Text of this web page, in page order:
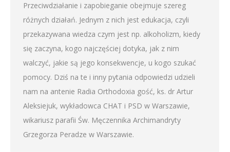
Przeciwdziałanie i zapobieganie obejmuje szereg
różnych działań. Jednym z nich jest edukacja, czyli
przekazywana wiedza czym jest np. alkoholizm, kiedy
się zaczyna, kogo najczęściej dotyka, jak z nim
walczyć, jakie są jego konsekwencje, u kogo szukać
pomocy. Dziś na te i inny pytania odpowiedzi udzieli
nam na antenie Radia Orthodoxia gość, ks. dr Artur
Aleksiejuk, wykładowca CHAT i PSD w Warszawie,
wikariusz parafii Św. Męczennika Archimandryty
Grzegorza Peradze w Warszawie.